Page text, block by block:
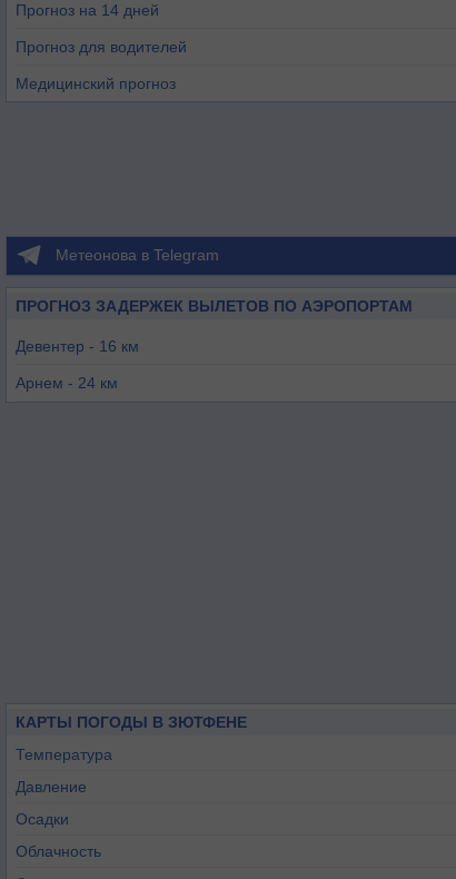
Прогноз на 14 дней
Прогноз для водителей
Медицинский прогноз
Метеонова в Telegram
ПРОГНОЗ ЗАДЕРЖЕК ВЫЛЕТОВ ПО АЭРОПОРТАМ
Девентер - 16 км
Арнем - 24 км
КАРТЫ ПОГОДЫ В ЗЮТФЕНЕ
Температура
Давление
Осадки
Облачность